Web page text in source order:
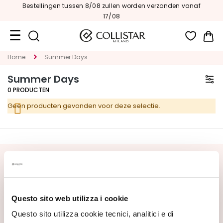
Questo sito web utilizza i cookie
Questo sito utilizza cookie tecnici, analitici e di
Bestellingen tussen 8/08 zullen worden verzonden vanaf
17/08
Travel
Nieuw
GEZICHT
G
R
Home Summer Days
Summer Days
0 PRODUCTEN
Geen producten gevonden voor deze selectie.
SCHRIJF U IN VOOR DE NIEUWSBRIEF
welkomstaanbieding:20% korting
bestelling.